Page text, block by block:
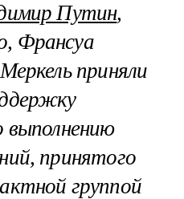
Путин,
Франсуа
приняли
выполнению
принятого
группой